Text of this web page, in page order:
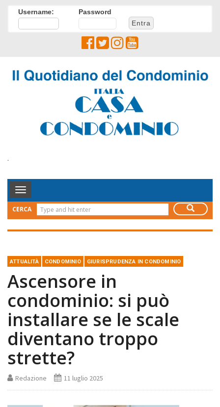
Username: Password
.
Toggle
Navigation
CERCA
ATTUALITÀ CONDOMINIO GIURISPRUDENZA IN CONDOMINIO
Ascensore in
condominio: si può
installare se le scale
diventano troppo
strette?
Redazione 11 luglio 2025